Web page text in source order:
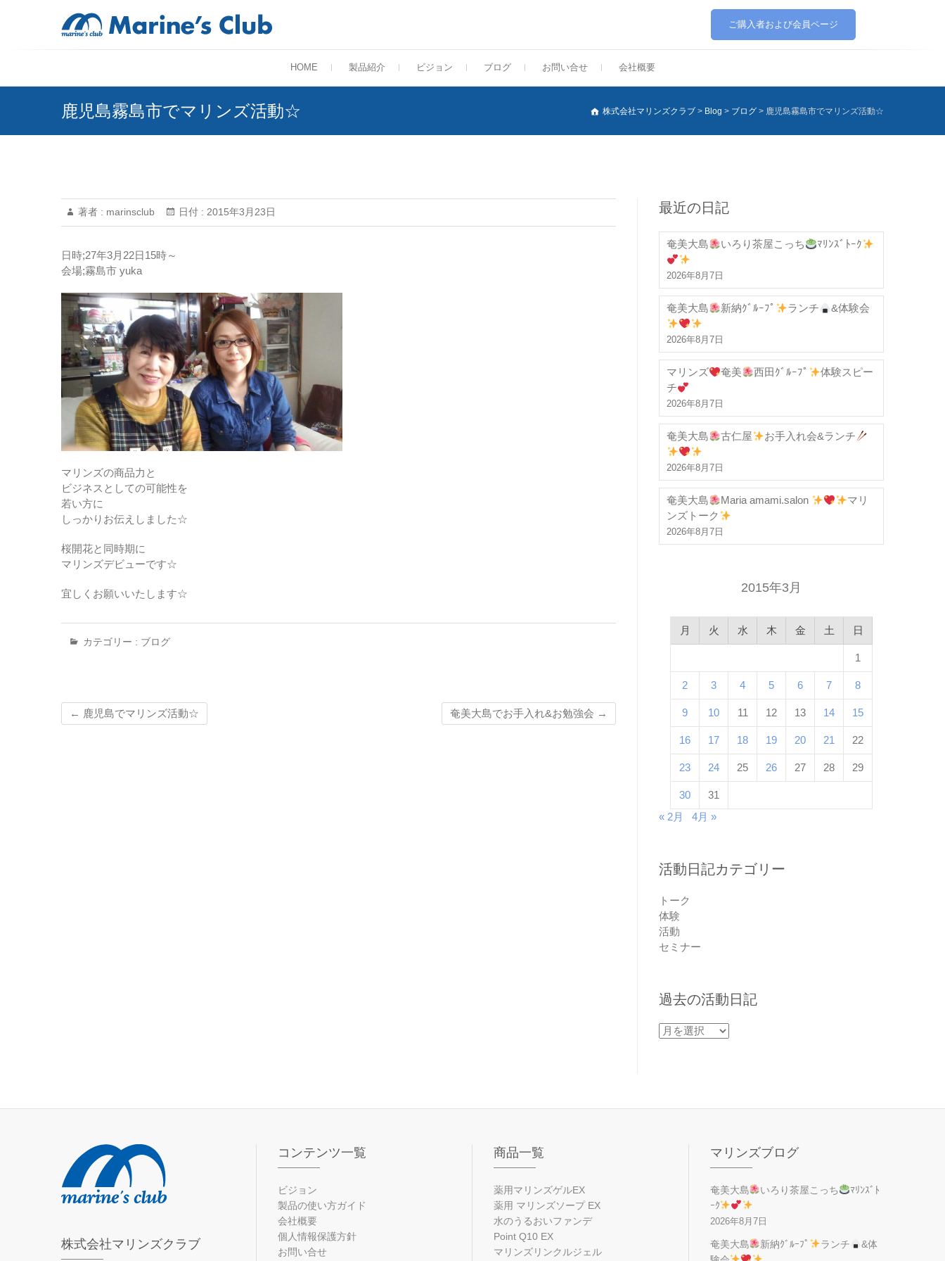
ご購入者および会員ページ
HOME 製品紹介 ビジョン ブログ お問い合せ 会社概要
鹿児島霧島市でマリンズ活動☆ 株式会社マリンズクラブ > Blog > ブログ > 鹿児島霧島市でマリンズ活動☆
著者 : marinsclub 日付 : 2015年3月23日
日時;27年3月22日15時～
会場;霧島市 yuka
マリンズの商品力と
ビジネスとしての可能性を
若い方に
しっかりお伝えしました☆
桜開花と同時期に
マリンズデビューです☆
宜しくお願いいたします☆
カテゴリー : ブログ
← 鹿児島でマリンズ活動☆ 奄美大島でお手入れ&お勉強会 →
最近の日記
奄美大島 いろり茶屋こっち ﾏﾘﾝｽﾞﾄｰｸ
2026年8月7日
奄美大島 新納ｸﾞﾙｰﾌﾟ ランチ &体験会
2026年8月7日
マリンズ 奄美 西田ｸﾞﾙｰﾌﾟ
体験スピー
チ
2026年8月7日
奄美大島 古仁屋 お手入れ会&ランチ
2026年8月7日
奄美大島 Maria amami.salon
マリ
ンズトーク
2026年8月7日
2015年3月
月 火 水 木 金 土 日
1
2 3 4 5 6 7 8
9 10 11 12 13 14 15
16 17 18 19 20 21 22
23 24 25 26 27 28 29
30
31
« 2月
4月 »
活動日記カテゴリー
トーク
体験
活動
セミナー
過去の活動日記
過
日
株式会社マリンズクラブ
コンテンツ一覧
ビジョン
製品の使い方ガイド
会社概要
個人情報保護方針
お問い合せ
商品一覧
薬用マリンズゲルEX
薬用 マリンズソープ EX
水のうるおいファンデ
Point Q10 EX
マリンズリンクルジェル
マリンズブログ
奄美大島 いろり茶屋こっち
ﾏﾘﾝｽﾞﾄ
ｰｸ
2026年8月7日
奄美大島 新納ｸﾞﾙｰﾌﾟ ランチ
&体